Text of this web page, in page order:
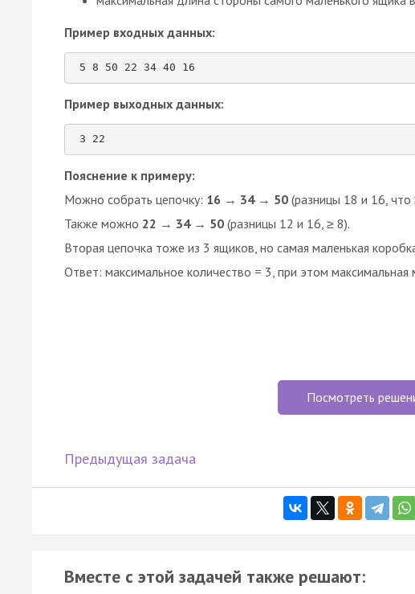
Пример входных данных:
5 8 50 22 34 40 16
Пример выходных данных:
3 22
Пояснение к примеру:
Можно собрать цепочку: 16 → 34 → 50 (разницы 18 и 16, что
Также можно 22 → 34 → 50 (разницы 12 и 16, ≥ 8).
Вторая цепочка тоже из 3 ящиков, но самая маленькая
Ответ: максимальное количество = 3, при этом максимальная
Посмотреть
Предыдущая задача
Вместе с этой задачей также решают: